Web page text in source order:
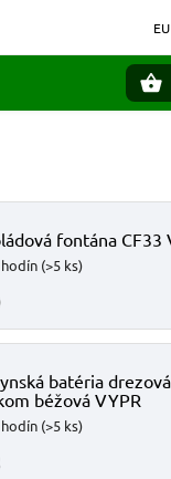
fontána CF33
(>5 ks)
batéria
béžová VYPR
(>5 ks)